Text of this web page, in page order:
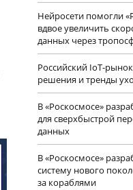
Нейросети помогли
вдвое увеличить
данных через
Российский IoT-
решения и тренды
В «Роскосмосе»
для сверхбыстрой
данных
В «Роскосмосе»
систему нового
за кораблями